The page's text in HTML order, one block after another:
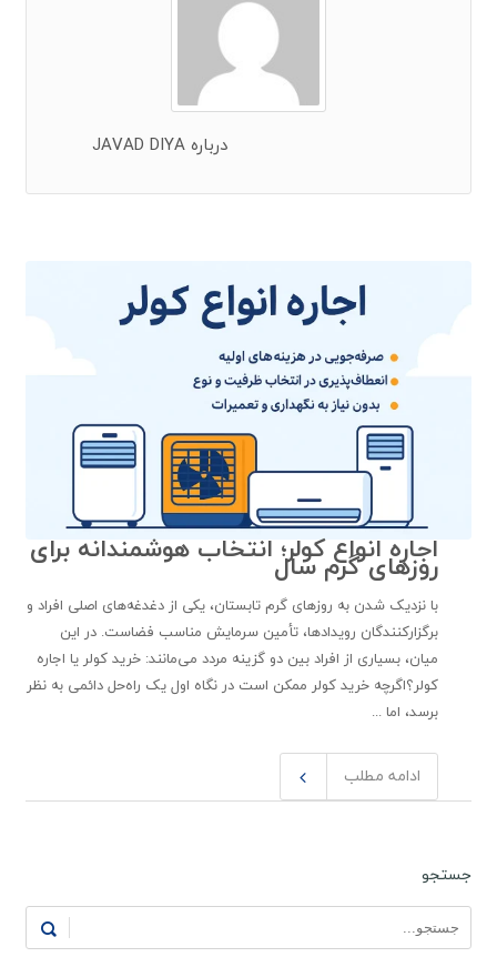
درباره JAVAD DIYA
اجاره انواع کولر؛ انتخاب هوشمندانه برای
روزهای گرم سال
با نزدیک شدن به روزهای گرم تابستان، یکی از دغدغه‌های اصلی افراد و
برگزارکنندگان رویدادها، تأمین سرمایش مناسب فضاست. در این
میان، بسیاری از افراد بین دو گزینه مردد می‌مانند: خرید کولر یا اجاره
کولر؟اگرچه خرید کولر ممکن است در نگاه اول یک راه‌حل دائمی به نظر
برسد، اما ...
ادامه مطلب
جستجو